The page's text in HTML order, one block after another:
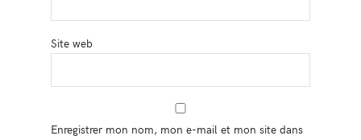
Site web
Enregistrer mon nom, mon e-mail et mon site dans